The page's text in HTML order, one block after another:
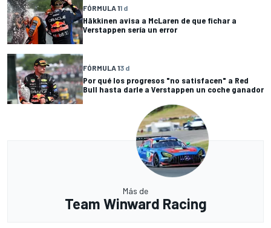
FÓRMULA 11 d
Häkkinen avisa a McLaren de que fichar a
Verstappen sería un error
FÓRMULA 13 d
Por qué los progresos "no satisfacen" a Red
Bull hasta darle a Verstappen un coche ganador
Más de
Team Winward Racing